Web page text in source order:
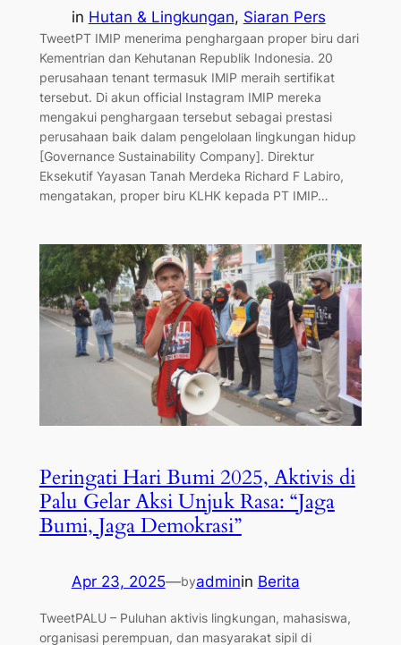
in Hutan & Lingkungan, Siaran Pers
TweetPT IMIP menerima penghargaan proper biru dari
Kementrian dan Kehutanan Republik Indonesia. 20
perusahaan tenant termasuk IMIP meraih sertifikat
tersebut. Di akun official Instagram IMIP mereka
mengakui penghargaan tersebut sebagai prestasi
perusahaan baik dalam pengelolaan lingkungan hidup
[Governance Sustainability Company]. Direktur
Eksekutif Yayasan Tanah Merdeka Richard F Labiro,
mengatakan, proper biru KLHK kepada PT IMIP…
Peringati Hari Bumi 2025, Aktivis di
Palu Gelar Aksi Unjuk Rasa: “Jaga
Bumi, Jaga Demokrasi”
Apr 23, 2025—byadminin Berita
TweetPALU – Puluhan aktivis lingkungan, mahasiswa,
organisasi perempuan, dan masyarakat sipil di